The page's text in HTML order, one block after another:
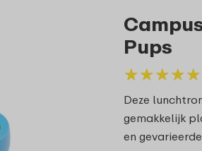
Pups
★★★★★
★★★★★
Deze
gemakkelijk
en